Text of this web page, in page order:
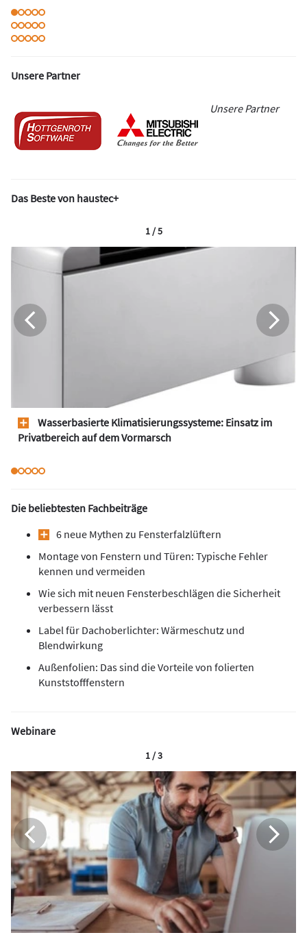
Unsere Partner
Unsere Partner
Das Beste von haustec+
Wasserbasierte Klimatisierungssysteme: Einsatz im
Privatbereich auf dem Vormarsch
1 / 5
Die beliebtesten Fachbeiträge
6 neue Mythen zu Fensterfalzlüftern
Montage von Fenstern und Türen: Typische Fehler
kennen und vermeiden
Wie sich mit neuen Fensterbeschlägen die Sicherheit
verbessern lässt
Label für Dachoberlichter: Wärmeschutz und
Blendwirkung
Außenfolien: Das sind die Vorteile von folierten
Kunststofffenstern
Webinare
1 / 3